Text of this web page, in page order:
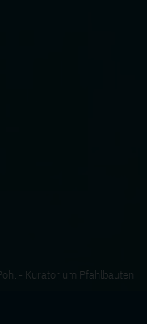
- Kuratorium Pfahlbauten